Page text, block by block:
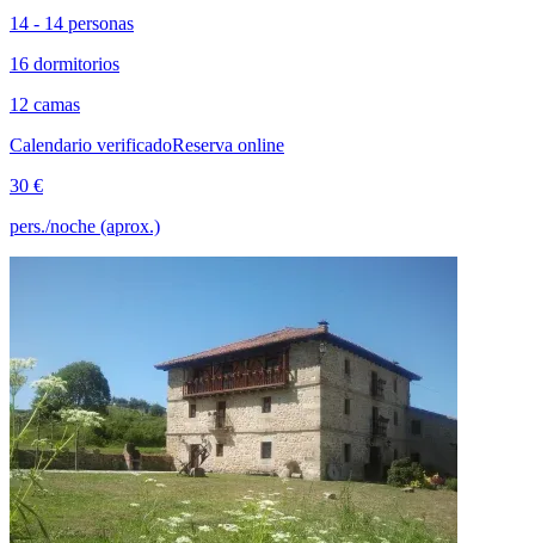
14 - 14 personas
16 dormitorios
12 camas
Calendario verificadoReserva online
30 €
pers./noche (aprox.)